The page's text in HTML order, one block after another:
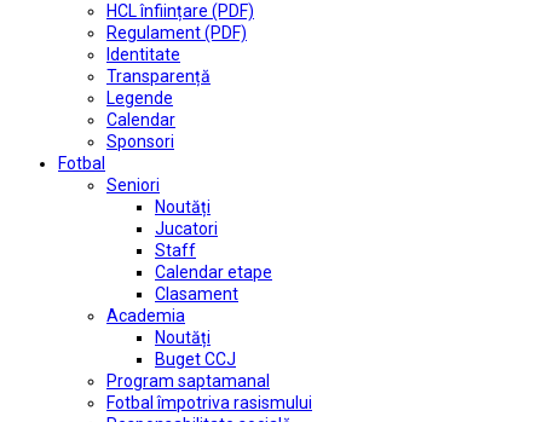
HCL înființare (PDF)
Regulament (PDF)
Identitate
Transparență
Legende
Calendar
Sponsori
Fotbal
Seniori
Noutăți
Jucatori
Staff
Calendar etape
Clasament
Academia
Noutăți
Buget CCJ
Program saptamanal
Fotbal împotriva rasismului